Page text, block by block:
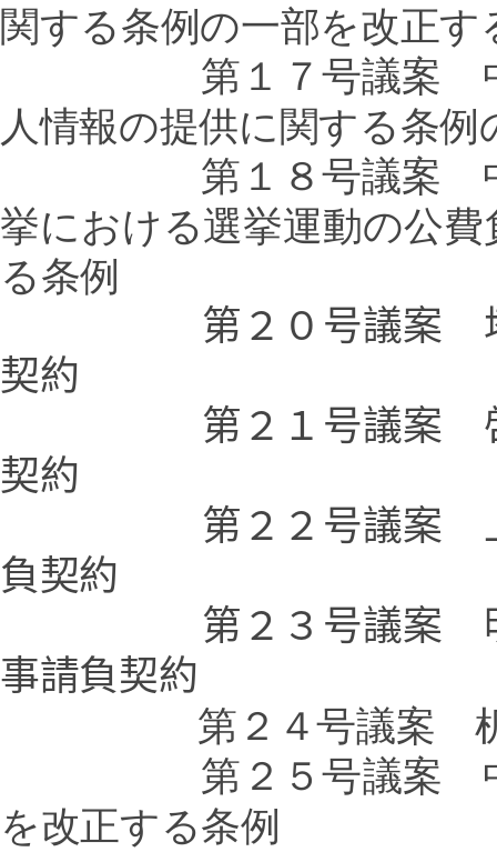
関する条例の一部を改正す
第１７号議案 中野
人情報の提供に関する条
第１８号議案 中野
挙における選挙運動の公
る条例
第２０号議案
契約
第２１号議案 啓明
契約
第２２号議案 上鷺
負契約
第２３号議案 明和
事請負契約
第２４号議案
第２５号議案 中野
を改正する条例